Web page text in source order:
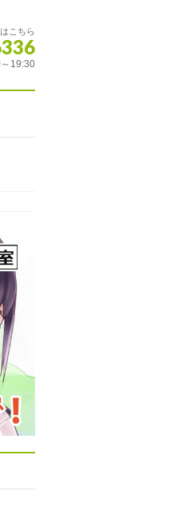
こちら
19:30